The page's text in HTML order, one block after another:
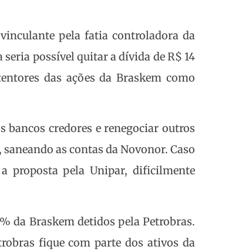
pela fatia controladora da
possível quitar a dívida de R$ 14
das ações da Braskem como
bancos credores e renegociar outros
as contas da Novonor. Caso
proposta pela Unipar, dificilmente
da Braskem detidos pela Petrobras.
fique com parte dos ativos da